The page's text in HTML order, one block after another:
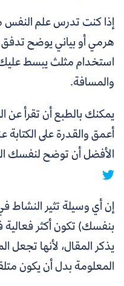
إذا كنت تدرس علم النفس
هرمي أو بياني يوضح تدفق
استخدام مثلث يبسط
والمسافة.
يمكنك بالطبع أن تقرأ عن
أعمق والقدرة على
الأفضل أن توضح لنفسك
إن أي وسيلة تثير النشاط
بنفسك) تكون أكثر
يذكر المقال، لأنها تجعل
المعلومة بدل أن يكون